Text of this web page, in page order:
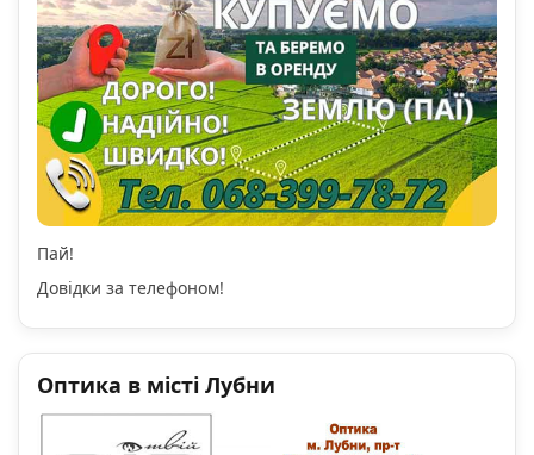
Пай!
Довідки за телефоном!
Оптика в місті Лубни